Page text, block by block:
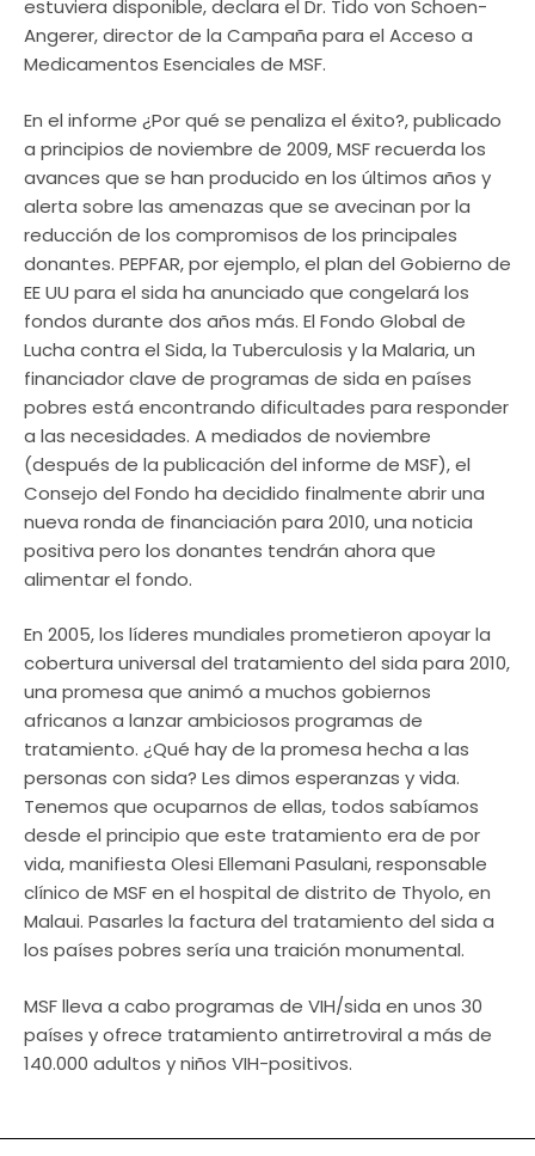
estuviera disponible, declara el Dr. Tido von Schoen-
Angerer, director de la Campaña para el Acceso a
Medicamentos Esenciales de MSF.
En el informe ¿Por qué se penaliza el éxito?, publicado
a principios de noviembre de 2009, MSF recuerda los
avances que se han producido en los últimos años y
alerta sobre las amenazas que se avecinan por la
reducción de los compromisos de los principales
donantes. PEPFAR, por ejemplo, el plan del Gobierno de
EE UU para el sida ha anunciado que congelará los
fondos durante dos años más. El Fondo Global de
Lucha contra el Sida, la Tuberculosis y la Malaria, un
financiador clave de programas de sida en países
pobres está encontrando dificultades para responder
a las necesidades. A mediados de noviembre
(después de la publicación del informe de MSF), el
Consejo del Fondo ha decidido finalmente abrir una
nueva ronda de financiación para 2010, una noticia
positiva pero los donantes tendrán ahora que
alimentar el fondo.
En 2005, los líderes mundiales prometieron apoyar la
cobertura universal del tratamiento del sida para 2010,
una promesa que animó a muchos gobiernos
africanos a lanzar ambiciosos programas de
tratamiento. ¿Qué hay de la promesa hecha a las
personas con sida? Les dimos esperanzas y vida.
Tenemos que ocuparnos de ellas, todos sabíamos
desde el principio que este tratamiento era de por
vida, manifiesta Olesi Ellemani Pasulani, responsable
clínico de MSF en el hospital de distrito de Thyolo, en
Malaui. Pasarles la factura del tratamiento del sida a
los países pobres sería una traición monumental.
MSF lleva a cabo programas de VIH/sida en unos 30
países y ofrece tratamiento antirretroviral a más de
140.000 adultos y niños VIH-positivos.